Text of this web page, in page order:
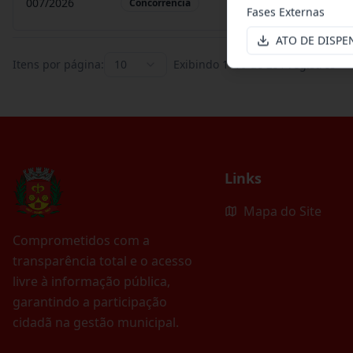
Concorrência
Itens por página: 10 Exibindo 1–10de251 registros
Comprometidos com a
transparência total e o acesso
livre à informação pública,
garantindo a participação
cidadã na gestão municipal.
Links
Mapa do Site
Fases Externas
ATO DE